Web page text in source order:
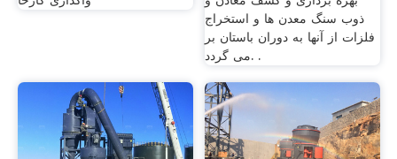
ذوب سنگ معدن ها و استخراج
فلزات از آنها به دوران باستان بر
می گردد. .